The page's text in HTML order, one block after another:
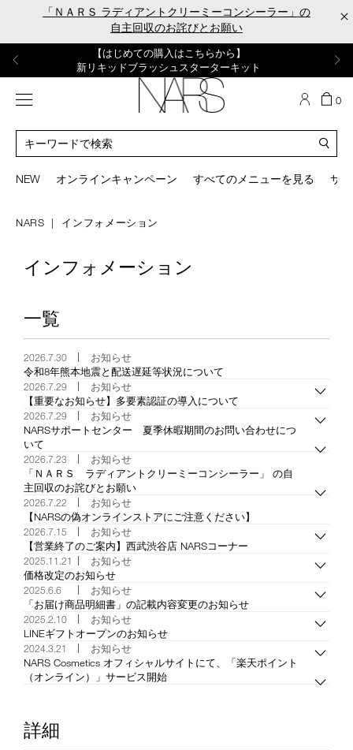
×
「ＮＡＲＳ ラディアントクリーミーコンシーラー」の
自主回収のお詫びとお願い
【ミニパフプレゼント】
新リキッドブラッシュご購入でプレゼント
【はじめての購入はこちらから】
新リキッドブラッシュスターターキット
【サンプル＆ヘアピン付】
オイルクレンジングキット
【ギフトショッパープレゼント】
カラーアイテムをあの人へのプレゼントに
【ポーチ＆ブラッシュプレゼント】
ORGASM CAMPAIGN
メニュー
NEW オンラインキャンペーン すべてのメニューを見る サ
カ
ト
商
数
0
ロ
グ
検
can
tab
swipe
on
device)
access
suggestions
given
as
you
type
submit
form
search
for
the
keyword
you
have
entered.
NARS インフォメーション
インフォメーション
一覧
2026.7.30
お知らせ
令和8年熊本地震と配送遅延等状況について
2026.7.29
お知らせ
【重要なお知らせ】多要素認証の導入について
2026.7.29
お知らせ
NARSサポートセンター 夏季休暇期間のお問い合わせにつ
いて
2026.7.23
お知らせ
「ＮＡＲＳ ラディアントクリーミーコンシーラー」 の自
主回収のお詫びとお願い
2026.7.22
お知らせ
【NARSの偽オンラインストアにご注意ください】
2026.7.15
お知らせ
【営業終了のご案内】西武渋谷店 NARSコーナー
2025.11.21
お知らせ
価格改定のお知らせ
2025.6.6
お知らせ
「お届け商品明細書」の記載内容変更のお知らせ
2025.2.10
お知らせ
LINEギフトオープンのお知らせ
2024.3.21
お知らせ
NARS Cosmetics オフィシャルサイトにて、「楽天ポイント
（オンライン）」サービス開始
詳細